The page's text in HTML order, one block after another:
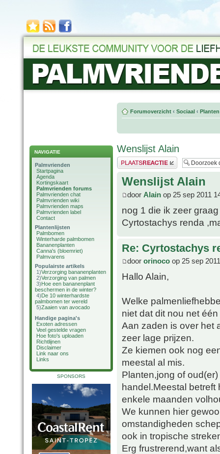
NAVIGATIE
Palmvrienden
Startpagina
Agenda
Kortingskaart
Palmvrienden forums
Palmvrienden chat
Palmvrienden wiki
Palmvrienden maps
Palmvrienden label
Contact
Plantenlijsten
Palmbomen
Winterharde palmbomen
Bananenplanten
Canna's (bloemriet)
Palmvarens
Populairste artikels
1)Verzorging bananenplanten
2)Verzorging van palmen
3)Hoe een bananenplant
beschermen in de winter?
4)De 10 winterhardste
palmbomen ter wereld
5)Zaaien van avocado
Handige pagina's
Exoten adressen
Veel gestelde vragen
Hoe foto's uploaden
Richtlijnen
Disclaimer
Link naar ons
Links
SPONSORS
Forumoverzicht ‹ Sociaal ‹
Wenslijst Alain
Plaats een reactie
Wenslijst Alain
door Alain op 25 sep 2011
nog 1 die ik zeer
Cyrtostachys renda
Re: Cyrtostachys
door orinoco op 25 sep
Hallo Alain,
Welke
niet dat dit nou net
Aan zaden is over het
zeer lage prijzen.
Ze kiemen ook nog
meestal al mis.
Planten,jong of
handel.Meestal
enkele maanden
We kunnen hier
omstandigheden
ook in tropische
Erg frustrerend,want